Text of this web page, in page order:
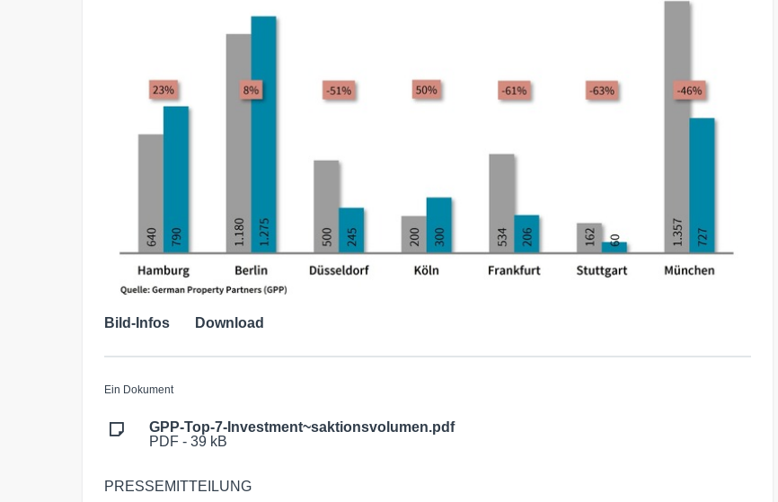
Bild-Infos Download
Ein Dokument
GPP-Top-7-Investment~saktionsvolumen.pdf
PDF - 39 kB
PRESSEMITTEILUNG